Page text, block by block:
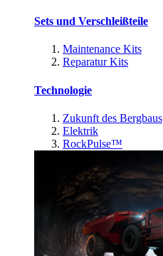
Sets und Verschleißteile
Maintenance Kits
Reparatur Kits
Technologie
Zukunft des Bergbaus
Elektrik
RockPulse™